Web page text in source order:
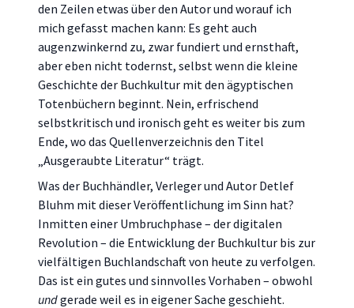
den Zeilen etwas über den Autor und worauf ich
mich gefasst machen kann: Es geht auch
augenzwinkernd zu, zwar fundiert und ernsthaft,
aber eben nicht todernst, selbst wenn die kleine
Geschichte der Buchkultur mit den ägyptischen
Totenbüchern beginnt. Nein, erfrischend
selbstkritisch und ironisch geht es weiter bis zum
Ende, wo das Quellenverzeichnis den Titel
„Ausgeraubte Literatur“ trägt.
Was der Buchhändler, Verleger und Autor Detlef
Bluhm mit dieser Veröffentlichung im Sinn hat?
Inmitten einer Umbruchphase – der digitalen
Revolution – die Entwicklung der Buchkultur bis zur
vielfältigen Buchlandschaft von heute zu verfolgen.
Das ist ein gutes und sinnvolles Vorhaben – obwohl
undgerade weil es in eigener Sache geschieht.